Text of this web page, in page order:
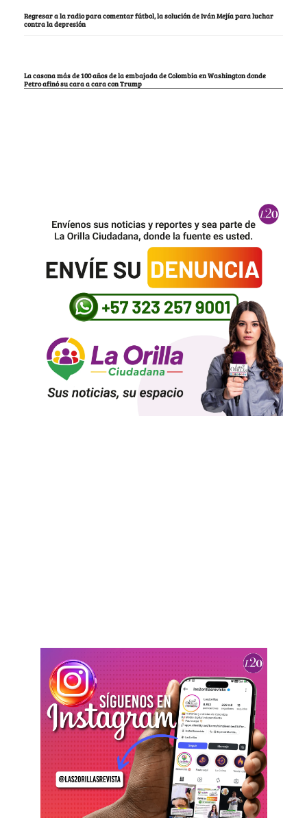
Regresar a la radio para comentar fútbol, la solución de Iván Mejía para luchar
contra la depresión
La casona más de 100 años de la embajada de Colombia en Washington donde
Petro afinó su cara a cara con Trump